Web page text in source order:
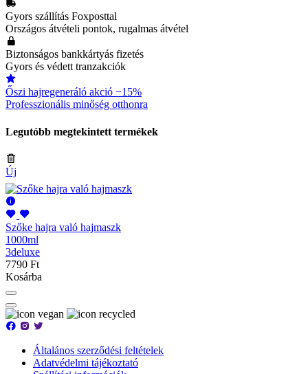
Gyors szállítás Foxposttal
Országos átvételi pontok, rugalmas átvétel
Biztonságos bankkártyás fizetés
Gyors és védett tranzakciók
Őszi hajregeneráló akció −15%
Professzionális minőség otthonra
Legutóbb megtekintett termékek
Új
Szőke hajra való hajmaszk
1000ml
3deluxe
7790 Ft
Kosárba
Általános szerződési feltételek
Adatvédelmi tájékoztató